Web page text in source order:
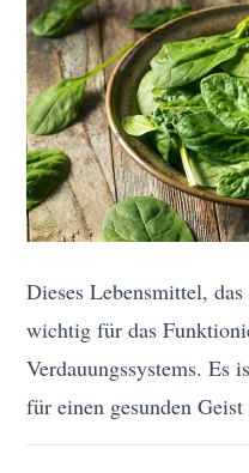
Dieses Lebensmittel,
wichtig für das
Verdauungssystems. Es
für einen gesunden